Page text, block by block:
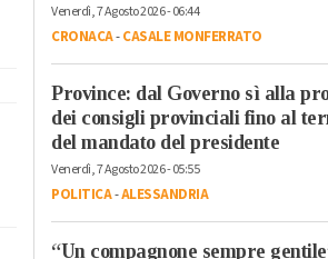
Venerdì, 7 Agosto 2026 - 06:44
CRONACA-CASALE MONFERRATO
Province: dal Governo sì alla
dei consigli provinciali fino al
del mandato del presidente
Venerdì, 7 Agosto 2026 - 05:55
POLITICA-ALESSANDRIA
“Un compagnone sempre